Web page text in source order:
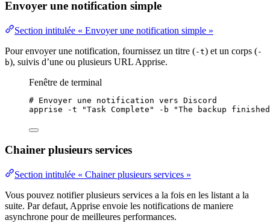
Envoyer une notification simple
Section intitulée « Envoyer une notification simple »
Pour envoyer une notification, fournissez un titre (-t) et un corps (-
b), suivis d’une ou plusieurs URL Apprise.
Fenêtre de terminal
# Envoyer une notification vers Discord
apprise
-t "Task Complete " -b "The backup
Chainer plusieurs services
Section intitulée « Chainer plusieurs services »
Vous pouvez notifier plusieurs services a la fois en les listant a la
suite. Par defaut, Apprise envoie les notifications de maniere
asynchrone pour de meilleures performances.